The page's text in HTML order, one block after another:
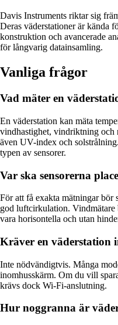
Davis Instruments riktar sig
Deras väderstationer är kända
konstruktion och avancerade
för långvarig datainsamling.
Vanliga frågor
Vad mäter en
En väderstation kan mäta
vindhastighet, vindriktning och
även UV-index och
typen av sensorer.
Var ska sensorerna
För att få exakta mätningar bör
god luftcirkulation. Vindmätare
vara horisontella och utan
Kräver en väderstation
Inte nödvändigtvis. Många
inomhusskärm. Om du vill
krävs dock Wi-Fi-anslutning.
Hur noggranna är